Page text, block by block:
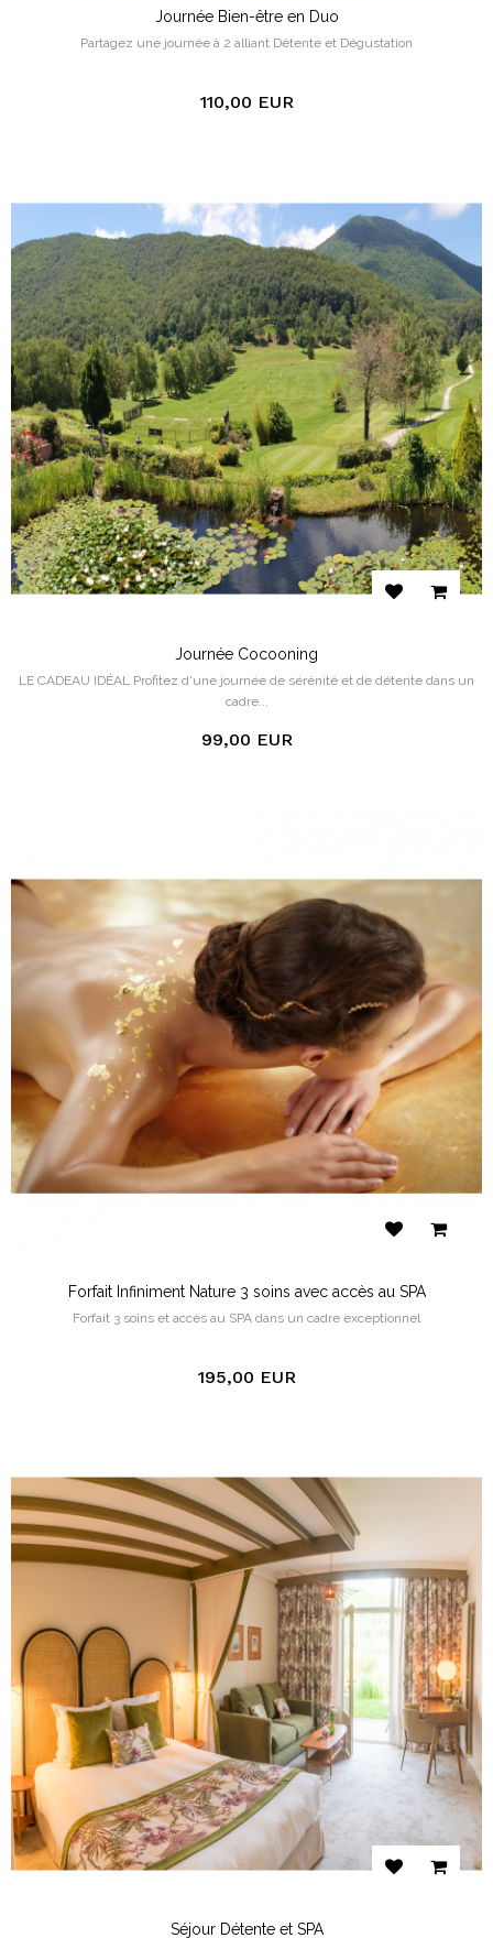
Journée Bien-être en Duo
Partagez une journée à 2 alliant Détente et Dégustation
110,00 EUR
Journée Cocooning
LE CADEAU IDÉAL Profitez d'une journée de sérénité et de détente dans un
cadre...
99,00 EUR
Forfait Infiniment Nature 3 soins avec accès au SPA
Forfait 3 soins et accès au SPA dans un cadre exceptionnel
195,00 EUR
Séjour Détente et SPA